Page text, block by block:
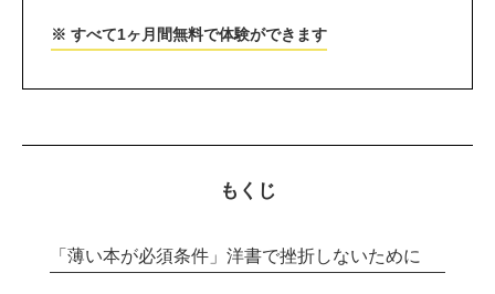
※ すべて1ヶ月間無料で体験ができます
もくじ
「薄い本が必須条件」洋書で挫折しないために